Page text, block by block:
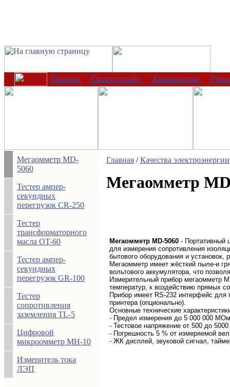
Главная Circutor прайс Анализаторы
Мегаомметр MD-
5060
Тестер ампер-
секундных
перегрузок CR-250
Тестер
трансформаторного
масла OT-60
Тестер ампер-
секундных
перегрузок GR-100
Тестер
сопротивления
заземления TL-5
Цифровой
микроомметр MH-10
Измеритель тока
ЛЭП
Главная /Качества электроэнергии
Мегаомметр
Мегаомметр MD-5060 - Портативный
для измерения сопротивления
бытового оборудования и
Мегаомметр имеет жёсткий пыле-и
вольтового аккумулятора, что
Измерительный прибор мегаомметр
температур, к воздействию прямых
Прибор имеет RS-232 интерфейс для
принтера (опционально).
Основные технические
- Предел измерения до 5 000 000
- Тестовое напряжение от 500 до
- Погрешность 5 % от измеряемой
- ЖК дисплей, звуковой сигнал,